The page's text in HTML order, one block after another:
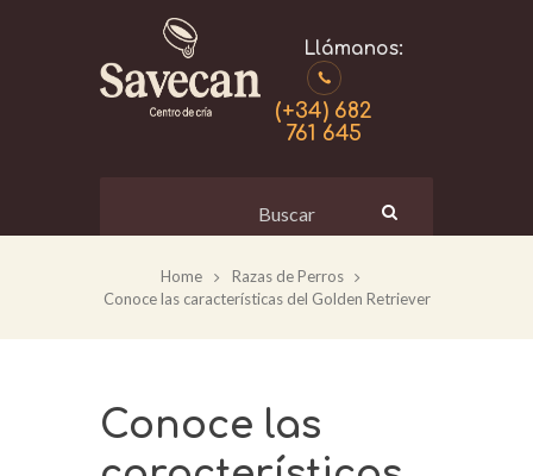
(+34) 682
761 645
Home
Razas de Perros
Conoce las características del Golden Retriever
Conoce las